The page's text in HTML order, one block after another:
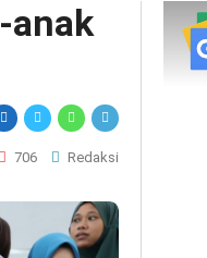
anak
706 Redaksi